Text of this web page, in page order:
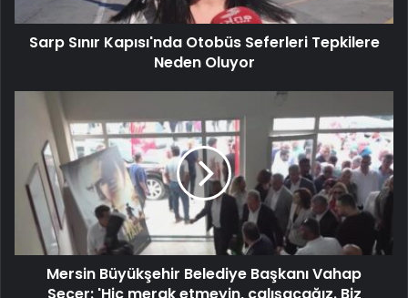
Sarp Sınır Kapısı'nda Otobüs Seferleri Tepkilere
Neden Oluyor
Mersin Büyükşehir Belediye Başkanı Vahap